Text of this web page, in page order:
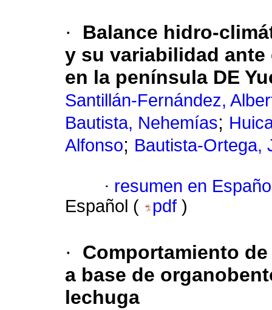
·
Balance hidro-
y su variabilidad
en la península DE
Santillán-Fernández,
Bautista, Nehemías;
Alfonso; Bautista-Ortega,
· resumen en
Español (
pdf )
·
Comportamiento
a base de
lechuga